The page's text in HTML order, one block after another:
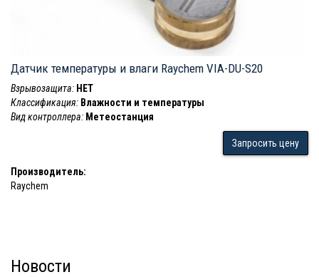
Датчик температуры и влаги Raychem VIA-DU-S20
Взрывозащита: НЕТ
Классификация: Влажности и температуры
Вид контроллера: Метеостанция
Запросить цену
Производитель:
Raychem
Новости